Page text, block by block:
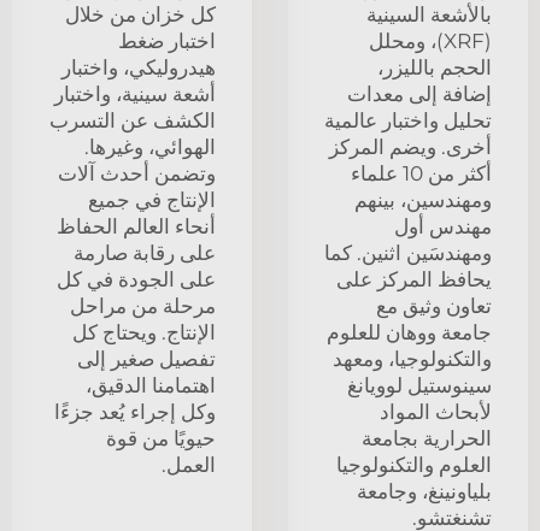
بالأشعة السينية
(XRF)، ومحلل
الحجم بالليزر،
إضافة إلى معدات
تحليل واختبار عالمية
أخرى. ويضم المركز
أكثر من 10 علماء
ومهندسين، بينهم
مهندس أول
ومهندسَين اثنين. كما
يحافظ المركز على
تعاون وثيق مع
جامعة ووهان للعلوم
والتكنولوجيا، ومعهد
سينوستيل لوويانغ
لأبحاث المواد
الحرارية بجامعة
العلوم والتكنولوجيا
بلياونينغ، وجامعة
تشنغتشو.
كل خزان من خلال
اختبار ضغط
هيدروليكي، واختبار
أشعة سينية، واختبار
الكشف عن التسرب
الهوائي، وغيرها.
وتضمن أحدث آلات
الإنتاج في جميع
أنحاء العالم الحفاظ
على رقابة صارمة
على الجودة في كل
مرحلة من مراحل
الإنتاج. ويحتاج كل
تفصيل صغير إلى
اهتمامنا الدقيق،
وكل إجراء يُعد جزءًا
حيويًا من قوة
العمل.